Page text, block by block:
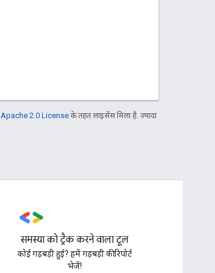
Apache 2.0 License के तहत लाइसेंस मिला है. ज़्यादा
समस्या को ट्रैक करने वाला टूल
कोई गड़बड़ी हुई? हमें गड़बड़ी की रिपोर्ट
भेजें!